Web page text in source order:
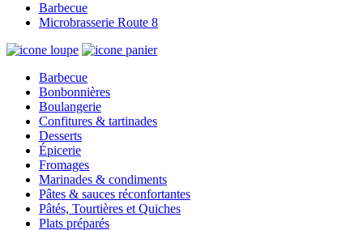
Barbecue
Microbrasserie Route 8
Barbecue
Bonbonnières
Boulangerie
Confitures & tartinades
Desserts
Épicerie
Fromages
Marinades & condiments
Pâtes & sauces réconfortantes
Pâtés, Tourtières et Quiches
Plats préparés